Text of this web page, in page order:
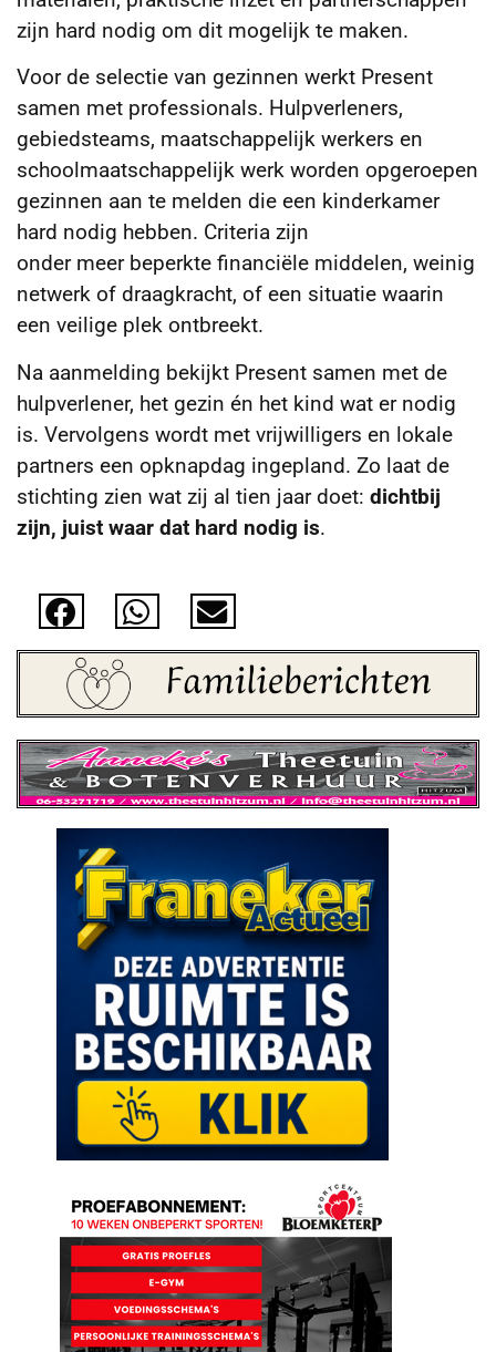
zijn hard nodig om dit mogelijk te maken.
Voor de selectie van gezinnen werkt Present
samen met professionals. Hulpverleners,
gebiedsteams, maatschappelijk werkers en
schoolmaatschappelijk werk worden opgeroepen
gezinnen aan te melden die een kinderkamer
hard nodig hebben. Criteria zijn
onder meer beperkte financiële middelen, weinig
netwerk of draagkracht, of een situatie waarin
een veilige plek ontbreekt.
Na aanmelding bekijkt Present samen met de
hulpverlener, het gezin én het kind wat er nodig
is. Vervolgens wordt met vrijwilligers en lokale
partners een opknapdag ingepland. Zo laat de
stichting zien wat zij al tien jaar doet: dichtbij
zijn, juist waar dat hard nodig is.